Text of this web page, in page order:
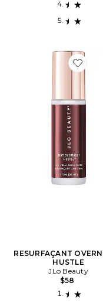
RESURFAÇANT
HUSTLE
JLo Beauty
$58